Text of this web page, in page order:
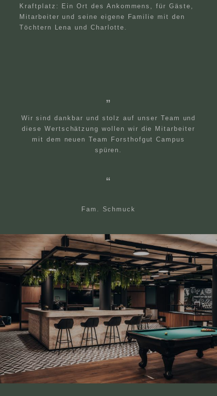
Kraftplatz: Ein Ort des Ankommens, für Gäste,
Mitarbeiter und seine eigene Familie mit den
Töchtern Lena und Charlotte.
Wir sind dankbar und stolz auf unser Team und
diese Wertschätzung wollen wir die Mitarbeiter
mit dem neuen Team Forsthofgut Campus
spüren.
Fam. Schmuck